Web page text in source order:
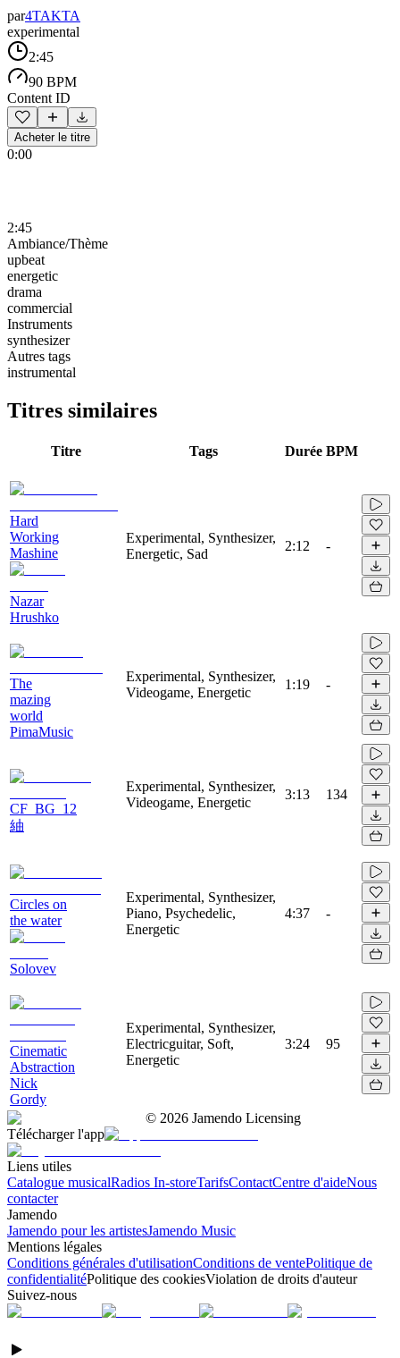
par4TAKTA
experimental
2:45
90 BPM
Content ID
Acheter le titre
0:00
2:45
Ambiance/Thème
upbeat
energetic
drama
commercial
Instruments
synthesizer
Autres tags
instrumental
Titres similaires
Titre Tags Durée BPM
Hard
Working
Mashine
Nazar
Hrushko
Experimental, Synthesizer,
Energetic, Sad
2:12 -
The
mazing
world
PimaMusic
Experimental, Synthesizer,
Videogame, Energetic
1:19 -
CF_BG_12
紬
Experimental, Synthesizer,
Videogame, Energetic
3:13 134
Circles on
the water
Solovev
Experimental, Synthesizer,
Piano, Psychedelic,
Energetic
4:37 -
Cinematic
Abstraction
Nick
Gordy
Experimental, Synthesizer,
Electricguitar, Soft,
Energetic
3:24 95
© 2026 Jamendo Licensing
Télécharger l'app
Liens utiles
Catalogue musicalRadios In-storeTarifsContactCentre d'aideNous
contacter
Jamendo
Jamendo pour les artistesJamendo Music
Mentions légales
Conditions générales d'utilisationConditions de ventePolitique de
confidentialitéPolitique des cookiesViolation de droits d'auteur
Suivez-nous